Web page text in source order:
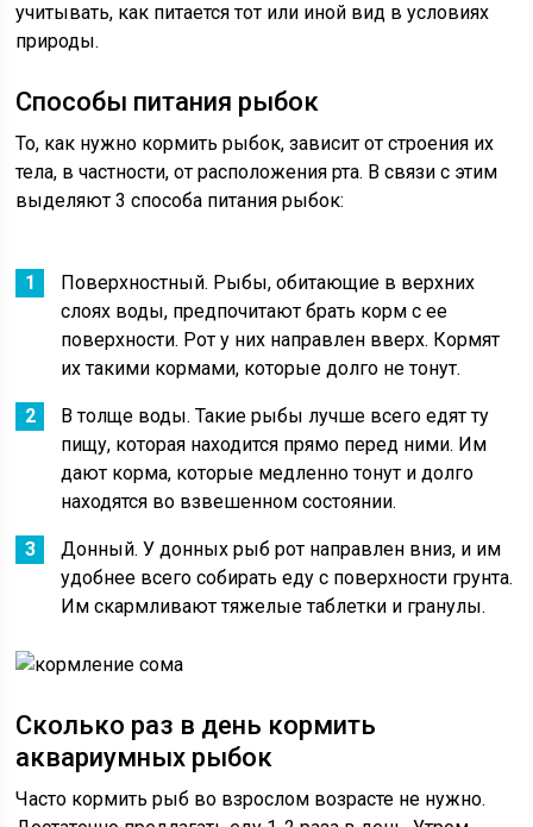
учитывать, как питается тот или иной вид в условиях
природы.
Способы питания рыбок
То, как нужно кормить рыбок, зависит от строения их
тела, в частности, от расположения рта. В связи с этим
выделяют 3 способа питания рыбок:
Поверхностный. Рыбы, обитающие в верхних
слоях воды, предпочитают брать корм с ее
поверхности. Рот у них направлен вверх. Кормят
их такими кормами, которые долго не тонут.
В толще воды. Такие рыбы лучше всего едят ту
пищу, которая находится прямо перед ними. Им
дают корма, которые медленно тонут и долго
находятся во взвешенном состоянии.
Донный. У донных рыб рот направлен вниз, и им
удобнее всего собирать еду с поверхности грунта.
Им скармливают тяжелые таблетки и гранулы.
Сколько раз в день кормить
аквариумных рыбок
Часто кормить рыб во взрослом возрасте не нужно.